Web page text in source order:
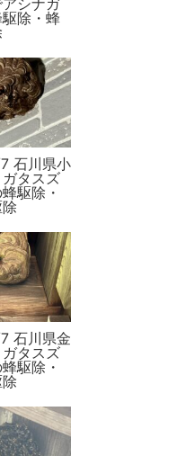
除・蜂
石川県小
タスズ
駆除・
石川県金
タスズ
駆除・